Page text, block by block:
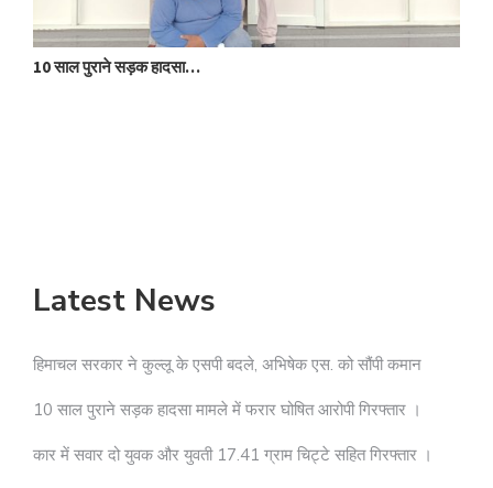
10 साल पुराने सड़क हादसा…
Latest News
हिमाचल सरकार ने कुल्लू के एसपी बदले, अभिषेक एस. को सौंपी कमान
10 साल पुराने सड़क हादसा मामले में फरार घोषित आरोपी गिरफ्तार ।
कार में सवार दो युवक और युवती 17.41 ग्राम चिट्टे सहित गिरफ्तार ।